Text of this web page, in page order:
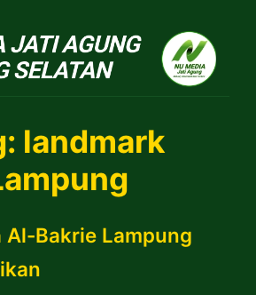
NU
landmark
Al-Bakrie Lampung